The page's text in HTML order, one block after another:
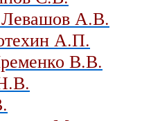
А.В.
А.П.
В.В.